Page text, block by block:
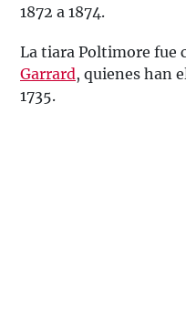
1872 a 1874.
La tiara Poltimore fue
Garrard, quienes han
1735.